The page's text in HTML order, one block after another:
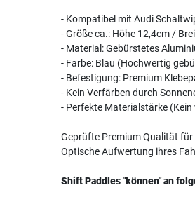
- Kompatibel mit Audi
- Größe ca.: Höhe 12,4cm /
- Material: Gebürstetes
- Farbe: Blau (Hochwertig
- Befestigung: Premium
- Kein Verfärben durch
- Perfekte Materialstärke
Geprüfte Premium Qualität
Optische Aufwertung ihres
Shift Paddles "können" an